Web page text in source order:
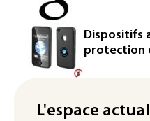
demandeurs de
Rugby: le Stade
cyberattaque
Enquête ouverte
d'Intermarché
Dispositifs
protection
L'espace